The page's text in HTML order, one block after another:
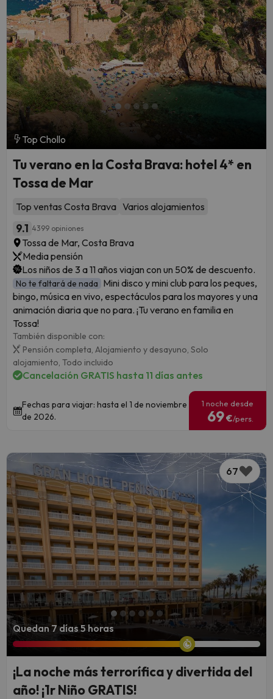
Top Chollo
Tu verano en la Costa Brava: hotel 4* en
Tossa de Mar
Top ventas Costa Brava Varios alojamientos
9.1 4399 opiniones
Tossa de Mar, Costa Brava
Media pensión
Los niños de 3 a 11 años viajan con un 50% de descuento.
No te faltará de nada Mini disco y mini club para los peques,
bingo, música en vivo, espectáculos para los mayores y una
animación diaria que no para. ¡Tu verano en familia en
Tossa!
También disponible con:
Pensión completa, Alojamiento y desayuno, Solo
alojamiento, Todo incluido
Cancelación GRATIS hasta 11 días antes
Fechas para viajar: hasta el 1 de noviembre
de 2026.
1 noche desde
69€/pers.
67
Quedan 7 días 5 horas
¡La noche más terrorífica y divertida del
año! ¡1r Niño GRATIS!